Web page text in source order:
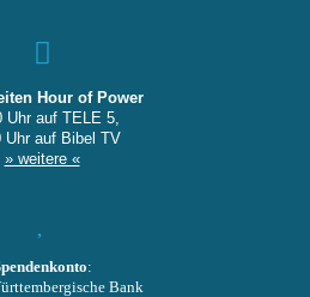
Hour of Power
Uhr auf TELE 5,
Uhr auf Bibel TV
» weitere «
:
Bank